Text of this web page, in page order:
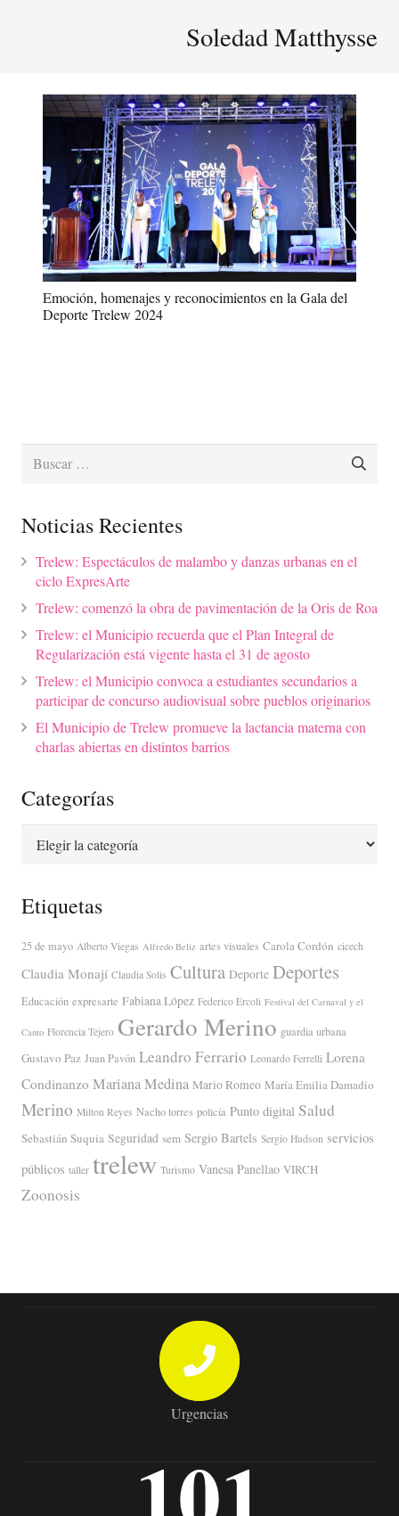
Soledad Matthysse
Emoción, homenajes y reconocimientos en la Gala del
Deporte Trelew 2024
Buscar:
Noticias Recientes
Trelew: Espectáculos de malambo y danzas urbanas en el
ciclo ExpresArte
Trelew: comenzó la obra de pavimentación de la Oris de Roa
Trelew: el Municipio recuerda que el Plan Integral de
Regularización está vigente hasta el 31 de agosto
Trelew: el Municipio convoca a estudiantes secundarios a
participar de concurso audiovisual sobre pueblos originarios
El Municipio de Trelew promueve la lactancia materna con
charlas abiertas en distintos barrios
Categorías
Etiquetas
25 de mayo Alberto Viegas Alfredo Beliz artes visuales Carola Cordón cicech
Claudia Monají Claudia Solis Cultura Deporte Deportes
Educación expresarte Fabiana López Federico Ercoli Festival del Carnaval y el
Canto Florencia Tejero Gerardo Merino guardia urbana
Gustavo Paz Juan Pavón Leandro Ferrario Leonardo Ferrelli Lorena
Condinanzo Mariana Medina Mario Romeo María Emilia Damadio
Merino Milton Reyes Nacho torres policía Punto digital Salud
Sebastián Suquia Seguridad sem Sergio Bartels Sergio Hudson servicios
públicos taller trelew Turismo Vanesa Panellao VIRCH
Zoonosis
Urgencias